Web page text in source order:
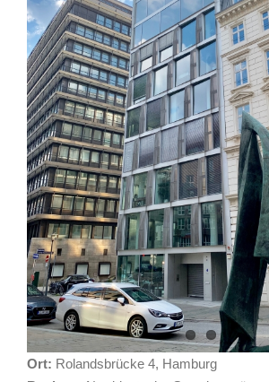
Ort: Rolandsbrücke 4, Hamburg